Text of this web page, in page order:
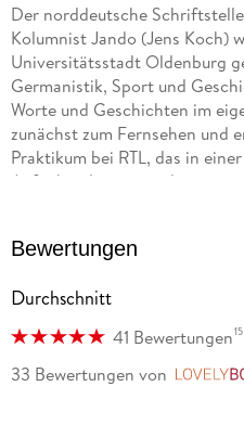
Der norddeutsche
Kolumnist Jando (Jens Koch)
Universitätsstadt Oldenburg
Germanistik, Sport und
Worte und Geschichten im
zunächst zum Fernsehen und
Praktikum bei RTL, das in
Aufnahmeleiter mündete.
fiktionale Redaktion. Er
führte ihn sein weiterer
Creative Director im
Konzepte für
TV-Spots, die dann auch von
Bewertungen
Durchschnitt
41 Bewertungen15
33 Bewertungen von